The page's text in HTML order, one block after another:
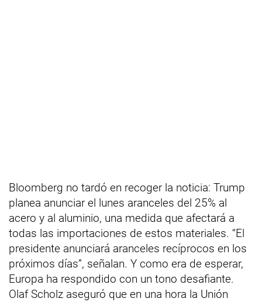
Bloomberg no tardó en recoger la noticia: Trump
planea anunciar el lunes aranceles del 25% al
acero y al aluminio, una medida que afectará a
todas las importaciones de estos materiales. “El
presidente anunciará aranceles recíprocos en los
próximos días”, señalan. Y como era de esperar,
Europa ha respondido con un tono desafiante.
Olaf Scholz aseguró que en una hora la Unión